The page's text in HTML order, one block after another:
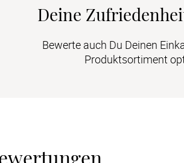
Deine
Bewerte auch Du Deinen
Produktsortiment